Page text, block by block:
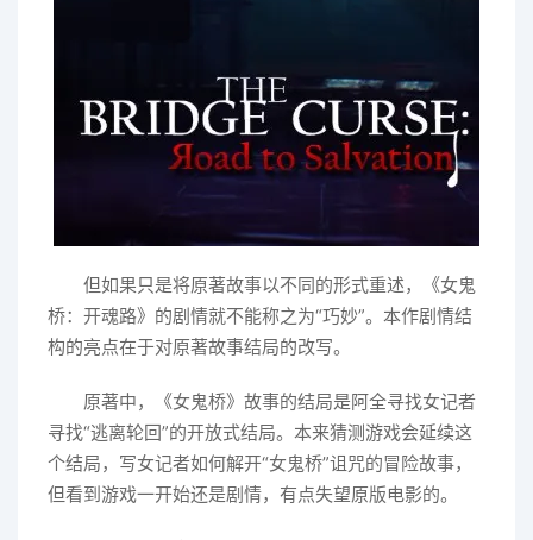
但如果只是将原著故事以不同的形式重述，《女鬼
桥：开魂路》的剧情就不能称之为“巧妙”。本作剧情结
构的亮点在于对原著故事结局的改写。
原著中，《女鬼桥》故事的结局是阿全寻找女记者
寻找“逃离轮回”的开放式结局。本来猜测游戏会延续这
个结局，写女记者如何解开“女鬼桥”诅咒的冒险故事，
但看到游戏一开始还是剧情，有点失望原版电影的。